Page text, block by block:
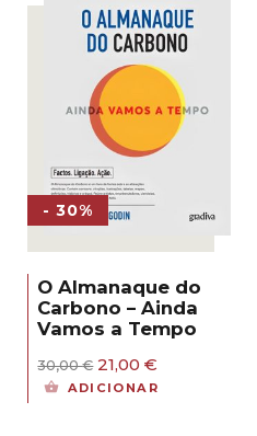
- 30%
O Almanaque do
Carbono – Ainda
Vamos a Tempo
30,00€ O
preço
21,00€
preço
ADICIONAR